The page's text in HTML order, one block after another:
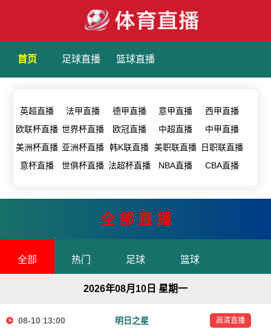
首页 足球直播 篮球直播
英超直播 法甲直播 德甲直播 意甲直播
西甲直播
欧联杯直播 世界杯直播 欧冠直播 中超直播
中甲直播
美洲杯直播 亚洲杯直播 韩K联直播 美职联直播
日职联直播
意杯直播
世俱杯直播 法超杯直播 NBA直播 CBA直播
全 部 直 播
全部 热门 足球 篮球
2026年08月10日 星期一
08-10 13:00 明日之星 高清直播